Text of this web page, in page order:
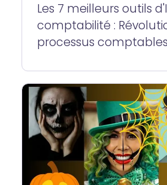
Les 7 meilleurs outils
comptabilité :
processus comptables